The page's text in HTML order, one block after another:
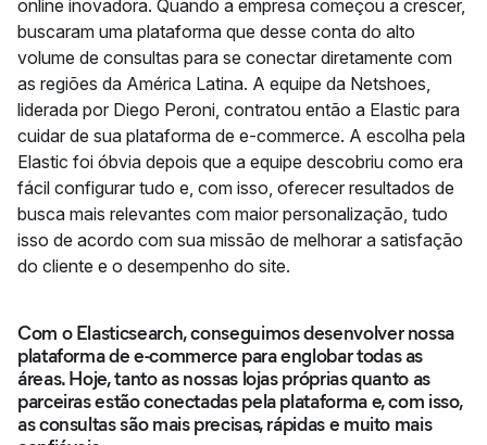
online inovadora. Quando a empresa começou a crescer,
buscaram uma plataforma que desse conta do alto
volume de consultas para se conectar diretamente com
as regiões da América Latina. A equipe da Netshoes,
liderada por Diego Peroni, contratou então a Elastic para
cuidar de sua plataforma de e-commerce. A escolha pela
Elastic foi óbvia depois que a equipe descobriu como era
fácil configurar tudo e, com isso, oferecer resultados de
busca mais relevantes com maior personalização, tudo
isso de acordo com sua missão de melhorar a satisfação
do cliente e o desempenho do site.
Com o Elasticsearch, conseguimos desenvolver nossa
plataforma de e-commerce para englobar todas as
áreas. Hoje, tanto as nossas lojas próprias quanto as
parceiras estão conectadas pela plataforma e, com isso,
as consultas são mais precisas, rápidas e muito mais